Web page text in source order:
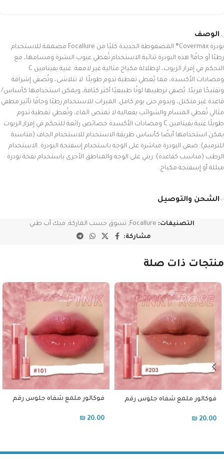
الوصف
بودرة Covermax® المضغوطة الجديدة كليًا من Focallure مصممة للاستخدام
رطبًا أو جافًا! هذه البودرة ثنائية الاستخدام تُغطي عيوب البشرة ومسامها، مع
التحكم في إفراز الزيوت، لإطلالة مكياج مثالية غير لامعة. غنية بفيتامين C
ومضادات الأكسدة، مما يُعطي تغطية تدوم طويلًا. لا تتلاشى، وتُضفي إشراقة
وتفتيحًا فريدًا. يُضفي ترطيبها لونًا طبيعيًا أكثر كثافة، ويمكن استخدامها كأساس/
قاعدة غير متكتل، ويدوم حتى يوم كامل. الميزات للاستخدام رطبًا وجافًا تأثير مطفي
مثالي تُغطي المسام والشوائب بفعالية لا تمتص الماء، وتُعطي تغطية تدوم
طويلًا غنية بفيتامين C ومضادات الأكسدة خصائص رائعة للتحكم في إفراز الزيوت
يمكن استخدامها أيضًا كأساس طريقة الاستخدام للاستخدام الجاف (مناسبة
للترميم): ضعي البودرة مباشرة على الوجه باستخدام إسفنجة البودرة. الاستخدام
الرطب (مناسب كقاعدة): ربتي على الوجه والمناطق الأخرى باستخدام نفخة بودرة
مبللة أو إسفنجة مكياج.
الشحن والتوصيل
التصنيفات: Focallure
, تسوق حسب الماركة, ميك أب طبي
مشاركة:
منتجات ذات صلة
فوكالور ملمع شفاه جلوس رقم
₪ 20.00
فوكالور ملمع شفاه جلوس رقم
₪ 20.00